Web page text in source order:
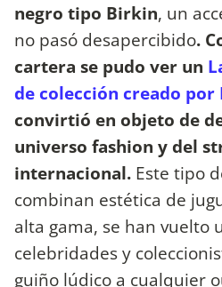
negro tipo Birkin, un
no pasó desapercibido.
cartera se pudo ver un
de colección creado por
convirtió en objeto de
universo fashion y del
internacional. Este tipo
combinan estética de
alta gama, se han vuelto
celebridades y
guiño lúdico a cualquier